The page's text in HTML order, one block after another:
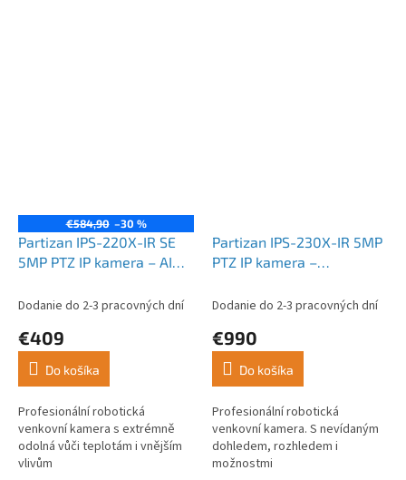
€584,90 –30 %
Partizan IPS-220X-IR SE
5MP PTZ IP kamera – AI
videnie
Dodanie do 2-3 pracovných dní
€409
Do košíka
Profesionální robotická
venkovní kamera s extrémně
odolná vůči teplotám i vnějším
vlivům
Partizan IPS-230X-IR 5MP
PTZ IP kamera –
IR nočné videnie
Dodanie do 2-3 pracovných dní
€990
Do košíka
Profesionální robotická
venkovní kamera. S nevídaným
dohledem, rozhledem i
možnostmi